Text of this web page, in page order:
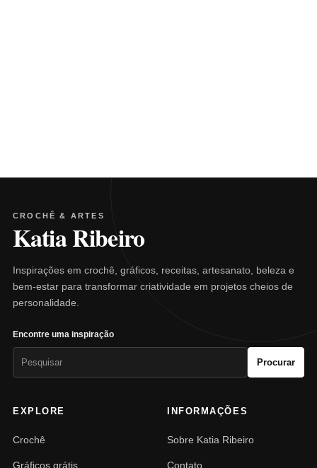
CROCHÊ & ARTES
Katia Ribeiro
Inspirações em crochê, gráficos, receitas, artesanato, beleza e
bem-estar para transformar criatividade em projetos cheios de
personalidade.
Encontre uma inspiração
Procurar
EXPLORE
Crochê
Gráficos grátis
INFORMAÇÕES
Sobre Katia Ribeiro
Contato